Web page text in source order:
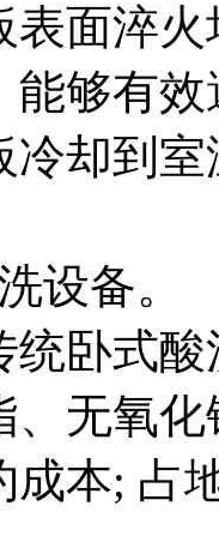
表面淬
能够有
冷却到
设备。
统卧式
、无氧
成本; 占